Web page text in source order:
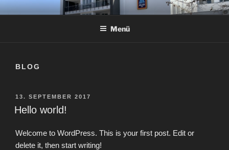
Zum
InhaltMETZENDORFF-ARCHITEKTEN
Julia Metzendorff, Freie Architektin
Menü
BLOG
VERÖFFENTLICHT
AM
13. SEPTEMBER 2017
Hello world!
Welcome to WordPress. This is your first post. Edit or
delete it, then start writing!